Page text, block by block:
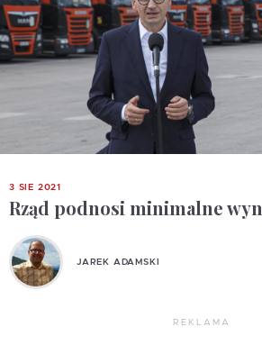
3 SIE 2021
Rząd podnosi minimalne
JAREK ADAMSKI
REKLAMA